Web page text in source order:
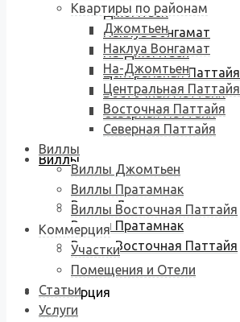
Джомтьен
Наклуа Вонгамат
На-Джомтьен
Центральная Паттайя
Восточная Паттайя
Северная Паттайя
Виллы
Виллы Джомтьен
Виллы Пратамнак
Виллы Восточная Паттайя
Коммерция
Квартиры по районам
Джомтьен
Наклуа Вонгамат
На-Джомтьен
Центральная Паттайя
Восточная Паттайя
Северная Паттайя
Виллы
Виллы Джомтьен
Виллы Пратамнак
Виллы Восточная Паттайя
Коммерция
Участки
Помещения и Отели
Статьи
Услуги